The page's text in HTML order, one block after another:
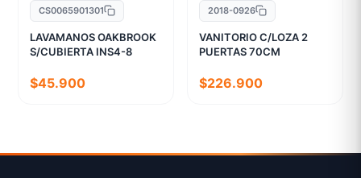
CS0065901301
LAVAMANOS OAKBROOK
S/CUBIERTA INS4-8
$45.900
2018-0926
VANITORIO C/LOZA 2
PUERTAS 70CM
$226.900